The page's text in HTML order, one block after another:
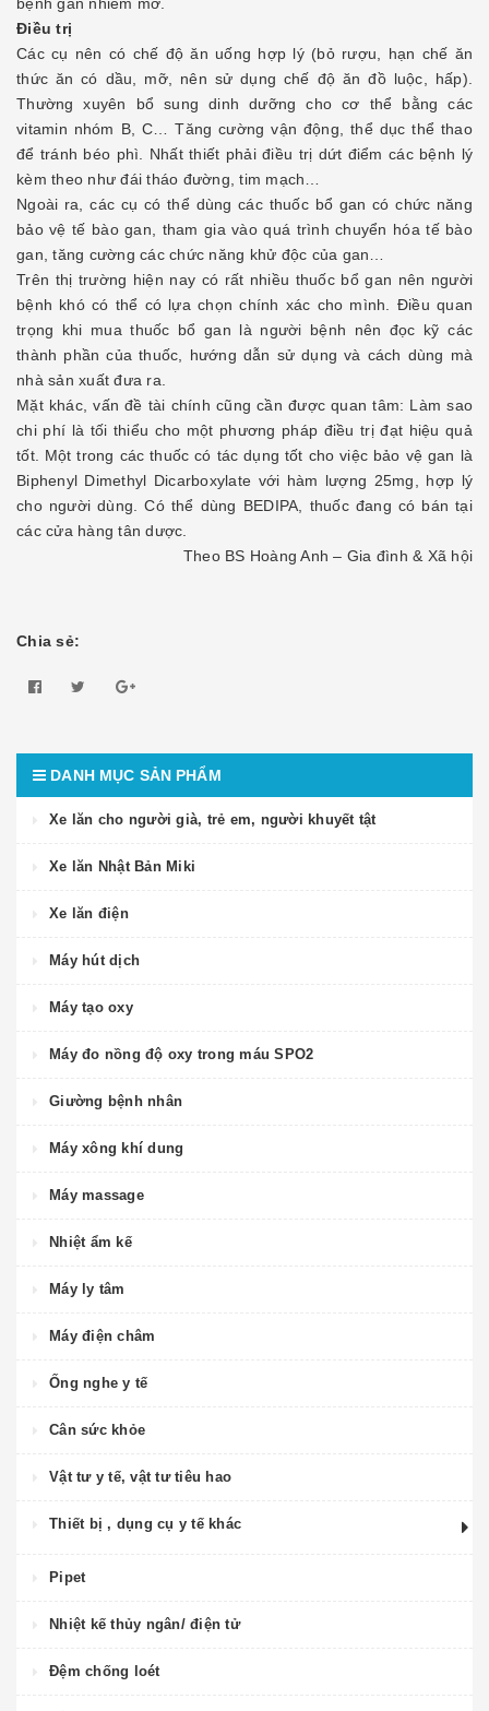
Điều trị
Các cụ nên có chế độ ăn uống hợp lý (bỏ rượu, hạn chế ăn
thức ăn có dầu, mỡ, nên sử dụng chế độ ăn đồ luộc, hấp).
Thường xuyên bổ sung dinh dưỡng cho cơ thể bằng các
vitamin nhóm B, C… Tăng cường vận động, thể dục thể thao
để tránh béo phì. Nhất thiết phải điều trị dứt điểm các bệnh lý
kèm theo như đái tháo đường, tim mạch…
Ngoài ra, các cụ có thể dùng các thuốc bổ gan có chức năng
bảo vệ tế bào gan, tham gia vào quá trình chuyển hóa tế bào
gan, tăng cường các chức năng khử độc của gan…
Trên thị trường hiện nay có rất nhiều thuốc bổ gan nên người
bệnh khó có thể có lựa chọn chính xác cho mình. Điều quan
trọng khi mua thuốc bổ gan là người bệnh nên đọc kỹ các
thành phần của thuốc, hướng dẫn sử dụng và cách dùng mà
nhà sản xuất đưa ra.
Mặt khác, vấn đề tài chính cũng cần được quan tâm: Làm sao
chi phí là tối thiểu cho một phương pháp điều trị đạt hiệu quả
tốt. Một trong các thuốc có tác dụng tốt cho việc bảo vệ gan là
Biphenyl Dimethyl Dicarboxylate với hàm lượng 25mg, hợp lý
cho người dùng. Có thể dùng BEDIPA, thuốc đang có bán tại
các cửa hàng tân dược.
Theo BS Hoàng Anh – Gia đình & Xã hội
Chia sẻ:
DANH MỤC SẢN PHẨM
Xe lăn cho người già, trẻ em, người khuyết tật
Xe lăn Nhật Bản Miki
Xe lăn điện
Máy hút dịch
Máy tạo oxy
Máy đo nồng độ oxy trong máu SPO2
Giường bệnh nhân
Máy xông khí dung
Máy massage
Nhiệt ẩm kế
Máy ly tâm
Máy điện châm
Ống nghe y tế
Cân sức khỏe
Vật tư y tế, vật tư tiêu hao
Thiết bị , dụng cụ y tế khác
Pipet
Nhiệt kế thủy ngân/ điện tử
Đệm chống loét